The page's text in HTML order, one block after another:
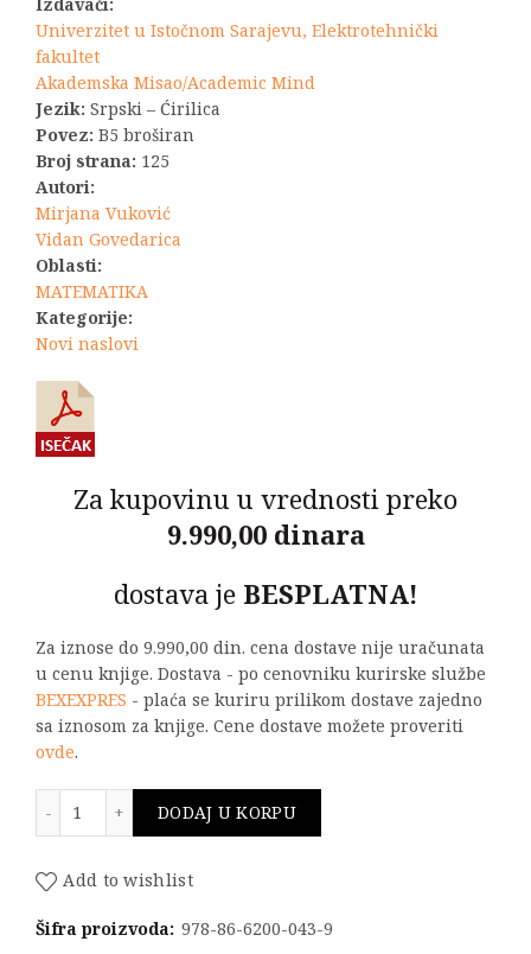
Izdavači:
Univerzitet u Istočnom Sarajevu, Elektrotehnički
fakultet
Akademska Misao/Academic Mind
Jezik: Srpski – Ćirilica
Povez: B5 broširan
Broj strana: 125
Autori:
Mirjana Vuković
Vidan Govedarica
Oblasti:
MATEMATIKA
Kategorije:
Novi naslovi
Za kupovinu u vrednosti preko
9.990,00 dinara
dostava je BESPLATNA!
Za iznose do 9.990,00 din. cena dostave nije uračunata
u cenu knjige. Dostava - po cenovniku kurirske službe
BEXEXPRES - plaća se kuriru prilikom dostave zajedno
sa iznosom za knjige. Cene dostave možete proveriti
ovde.
DODAJ U KORPU
Add to wishlist
Šifra proizvoda: 978-86-6200-043-9